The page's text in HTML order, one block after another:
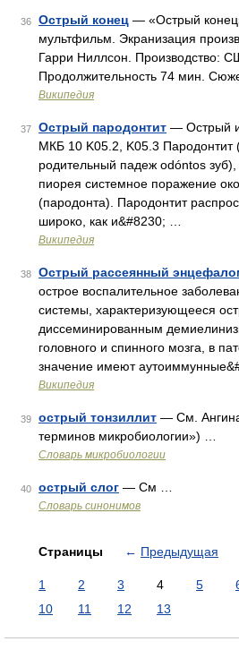
36 Острый конец — «Острый
мультфильм. Экранизация
Гарри Ниллсон. Производство:
Продолжительность 74 мин.
Википедия
37 Острый пaродонтит — Острый и
МКБ 10 K05.2, K05.3 Пародонтит
родительный падеж odóntos
пиорея системное поражение
(пародонта). Пародонтит
широко, как и&#8230; …
Википедия
38 Острый рассеянный
острое воспалительное
системы, характеризующееся
диссеминированным
головного и спинного мозга, в
значение имеют
Википедия
39 острый тонзиллит — См.
терминов микробиологии») …
Словарь микробиологии
40 острый слог — См …
Словарь синонимов
Страницы ← Предыдущая
1 2 3 4 5
10
11 12 13